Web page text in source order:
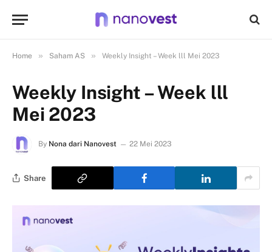
Home » Saham AS » Weekly Insight – Week lll Mei 2023
Weekly Insight – Week lll
Mei 2023
By Nona dari Nanovest 22 Mei 2023
Share